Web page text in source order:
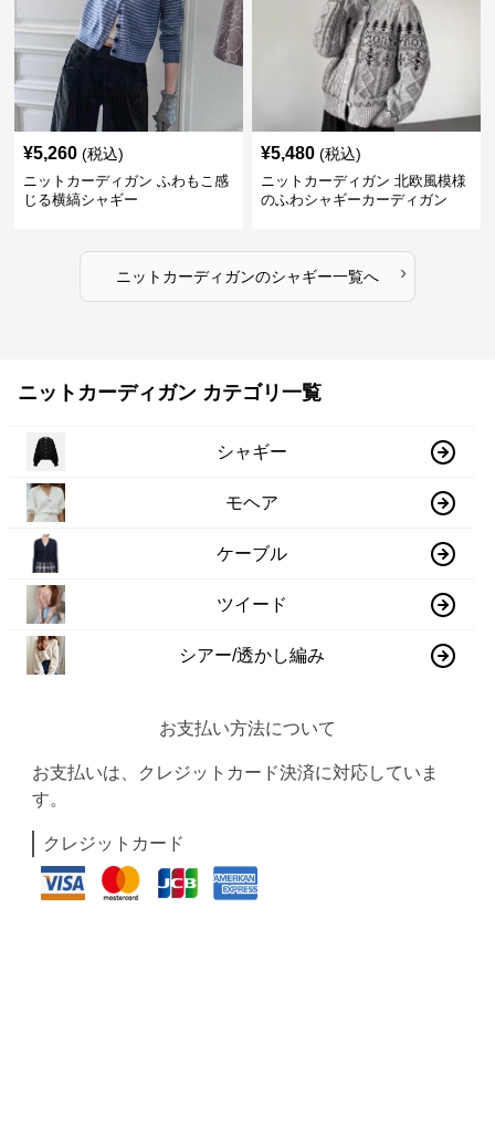
¥5,260 (税込)
ニットカーディガン ふわもこ感
じる横縞シャギー
¥5,480 (税込)
ニットカーディガン 北欧風模様
のふわシャギーカーディガン
ニットカーディガンのシャギー一覧へ ›
ニットカーディガン カテゴリ一覧
シャギー
モヘア
ケーブル
ツイード
シアー/透かし編み
お支払い方法について
お支払いは、クレジットカード決済に対応していま
す。
クレジットカード